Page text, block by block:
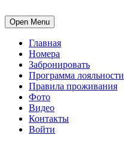
Open Menu
Главная
Номера
Забронировать
Программа лояльности
Правила проживания
Фото
Видео
Контакты
Войти